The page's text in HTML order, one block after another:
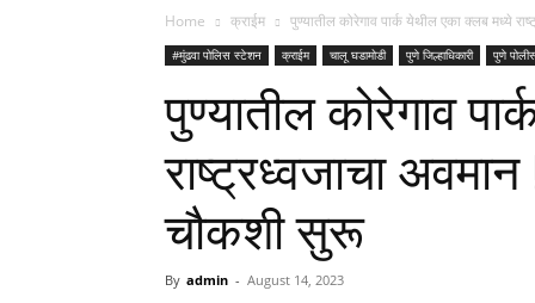
Home क्राईम पुण्यातील कोरेगाव पार्क येथील एका क्लब मध्ये
#मुंढवा पोलिस स्टेशन क्राईम चालू घडामोडी पुणे जिल्हाधिकारी पुणे
पुण्यातील कोरेगाव
राष्ट्रध्वजाचा
चौकशी सुरू
By admin - August 14, 2023